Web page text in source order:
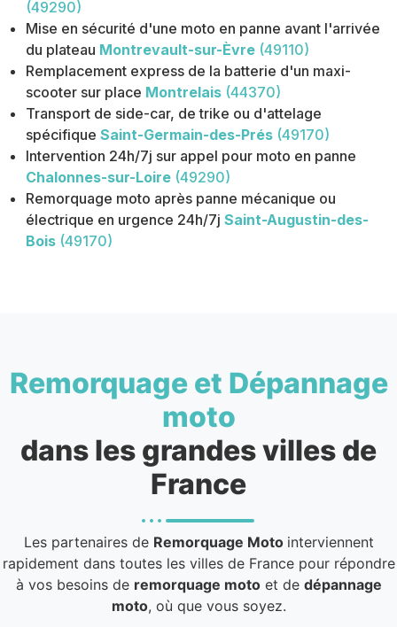
(49290)
Mise en sécurité d'une moto en panne avant l'arrivée
du plateau Montrevault-sur-Èvre (49110)
Remplacement express de la batterie d'un maxi-
scooter sur place Montrelais (44370)
Transport de side-car, de trike ou d'attelage
spécifique Saint-Germain-des-Prés (49170)
Intervention 24h/7j sur appel pour moto en panne
Chalonnes-sur-Loire (49290)
Remorquage moto après panne mécanique ou
électrique en urgence 24h/7j Saint-Augustin-des-
Bois (49170)
Remorquage et Dépannage
moto
dans les grandes villes de
France
Les partenaires de Remorquage Moto interviennent
rapidement dans toutes les villes de France pour répondre
à vos besoins de remorquage motoet de dépannage
moto, où que vous soyez.